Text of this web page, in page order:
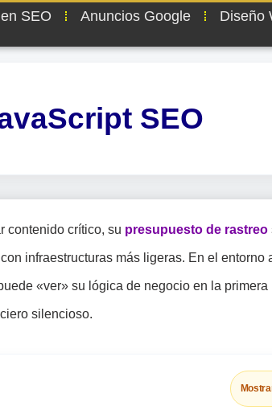
SEO Anuncios Google Diseño
SEO
contenido crítico, su presupuesto de rastreo
infraestructuras más ligeras. En el entorno
«ver» su lógica de negocio en la primera
silencioso.